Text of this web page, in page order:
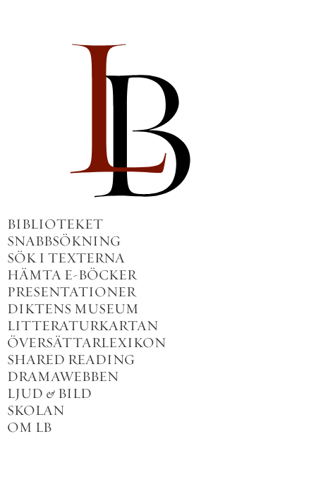
BIBLIOTEKET
SNABBSÖKNING
SÖK I TEXTERNA
HÄMTA E-BÖCKER
PRESENTATIONER
DIKTENS MUSEUM
LITTERATURKARTAN
ÖVERSÄTTARLEXIKON
SHARED READING
DRAMAWEBBEN
LJUD & BILD
SKOLAN
OM LB